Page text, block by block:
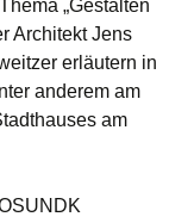
„Gestalten
Architekt Jens
erläutern in
anderem am
am